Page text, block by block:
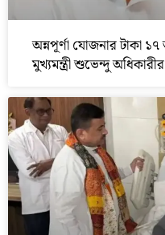
অন্নপূর্ণা যোজনার টাকা
মুখ্যমন্ত্রী শুভেন্দু অধিকারীর